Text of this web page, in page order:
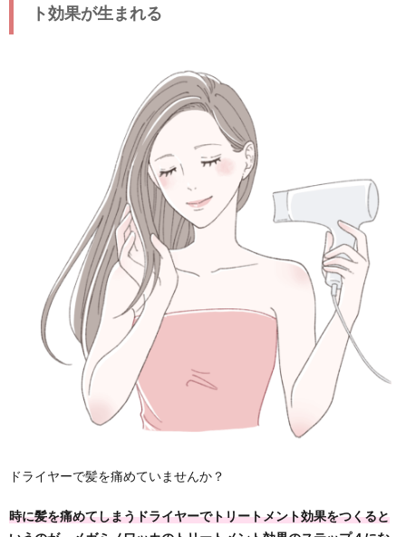
ト効果が生まれる
ドライヤーで髪を痛めていませんか？
時に髪を痛めてしまうドライヤーでトリートメント効果をつくると